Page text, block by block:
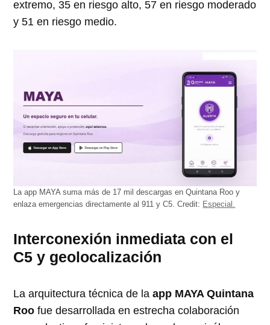
extremo, 35 en riesgo alto, 57 en riesgo moderado
y 51 en riesgo medio.
La app MAYA suma más de 17 mil descargas en Quintana Roo y
enlaza emergencias directamente al 911 y C5.Credit: Especial.
Interconexión inmediata con el
C5 y geolocalización
La arquitectura técnica de laapp MAYA Quintana
Roo fue desarrollada en estrecha colaboración